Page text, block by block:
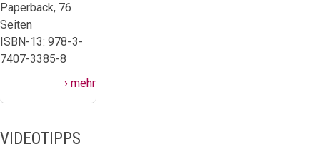
Paperback, 76
Seiten
ISBN-13: 978-3-
7407-3385-8
› mehr
VIDEOTIPPS